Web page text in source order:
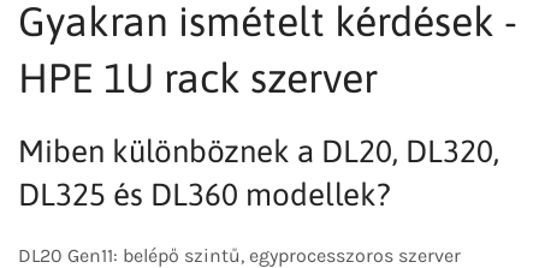
Gyakran ismételt kérdések -
HPE 1U rack szerver
Miben különböznek a DL20, DL320,
DL325 és DL360 modellek?
DL20 Gen11: belépő szintű, egyprocesszoros szerver